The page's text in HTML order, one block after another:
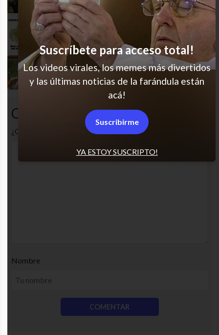
Re sí
Uf esas aventuras
Comentarios
¿Cuál es tu opinión? Comenta!
Nombre
YA ESTOY SUSCRIPTO!
Suscríbete para acceso total!
Los videos virales, los memes más divertidos
y las últimas noticias de la farándula están
acá!
Suscribirme